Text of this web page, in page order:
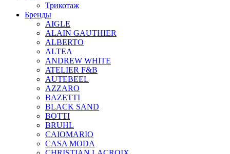
Трикотаж
Бренды
AIGLE
ALAIN GAUTHIER
ALBERTO
ALTEA
ANDREW WHITE
ATELIER F&B
AUTEBEEL
AZZARO
BAZETTI
BLACK SAND
BOTTI
BRUHL
CAIOMARIO
CASA MODA